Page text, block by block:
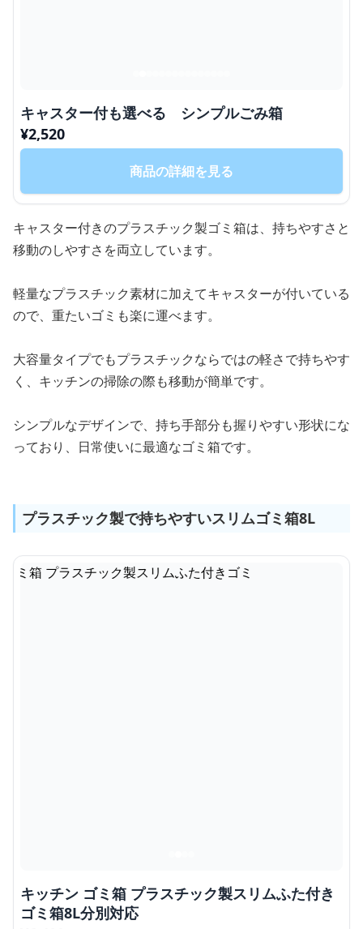
キャスター付も選べる シンプルごみ箱
¥2,520
商品の詳細を見る
キャスター付きのプラスチック製ゴミ箱は、持ちやすさと
移動のしやすさを両立しています。
軽量なプラスチック素材に加えてキャスターが付いている
ので、重たいゴミも楽に運べます。
大容量タイプでもプラスチックならではの軽さで持ちやす
く、キッチンの掃除の際も移動が簡単です。
シンプルなデザインで、持ち手部分も握りやすい形状にな
っており、日常使いに最適なゴミ箱です。
プラスチック製で持ちやすいスリムゴミ箱8L
キッチン ゴミ箱 プラスチック製スリムふた付き
ゴミ箱8L分別対応